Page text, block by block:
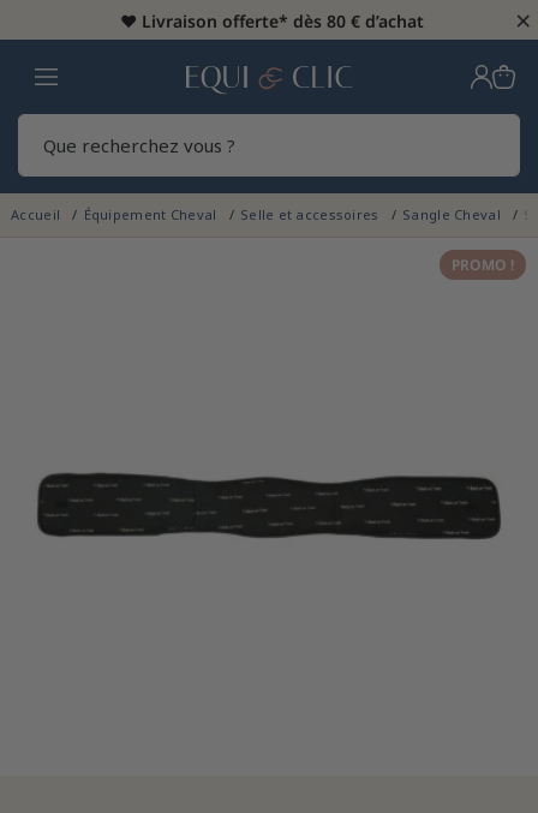
♥️ Livraison offerte* dès 80 € d’achat ×
Home
Accueil Équipement Cheval Selle et accessoires Sangle Cheval
PROMO !